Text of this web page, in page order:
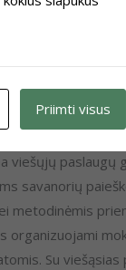
pagalbos
nuteistiesiems
verslo
NVO teikiamų
veiklų
viešųjų paslaugų
savanorių
metodinėmis
organizuojami
Su viešąsias
Priimti visus